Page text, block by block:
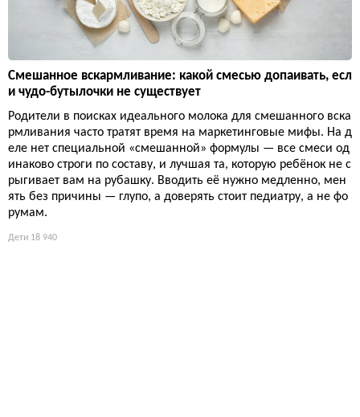
Смешанное вскармливание: какой смесью допаивать, есл
и чудо-бутылочки не существует
Родители в поисках идеального молока для смешанного вска
рмливания часто тратят время на маркетинговые мифы. На д
еле нет специальной «смешанной» формулы — все смеси од
инаково строги по составу, и лучшая та, которую ребёнок не с
рыгивает вам на рубашку. Вводить её нужно медленно, мен
ять без причины — глупо, а доверять стоит педиатру, а не фо
румам.
Дети 18 940